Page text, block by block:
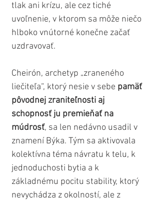
tlak ani krízu, ale cez tiché
uvoľnenie, v ktorom sa môže niečo
hlboko vnútorné konečne začať
uzdravovať.
Cheirón, archetyp „zraneného
liečiteľa“, ktorý nesie v sebe pamäť
pôvodnej zraniteľnosti aj
schopnosť ju premieňať na
múdrosť, sa len nedávno usadil v
znamení Býka. Tým sa aktivovala
kolektívna téma návratu k telu, k
jednoduchosti bytia a k
základnému pocitu stability, ktorý
nevychádza z okolností, ale z